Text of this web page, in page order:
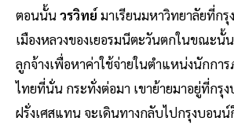
ตอนนั้นวรวิทย์ มาเรียนมหาวิทยาลัยที่ก
เมืองหลวงของเยอรมนีตะวันตกในขณะนั้
ลูกจ้างเพื่อหาค่าใช้จ่ายในตำแหน่งนักการ
ไทยที่นั่น กระทั่งต่อมา เขาย้ายมาอยู่ที่กรุง
ฝรั่งเศสแทน จะเดินทางกลับไปกรุงบอน